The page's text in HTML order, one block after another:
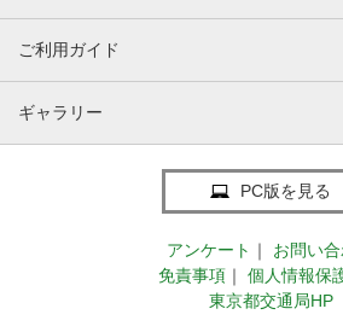
ご利用ガイド
ギャラリー
PC版を見る
アンケート ｜
お問い
免責事項 ｜
個人情報保
東京都交通局HP